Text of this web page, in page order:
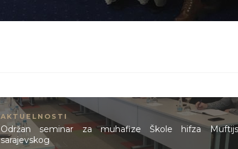
AKTUELNOSTI
Održan seminar za muhafize Škole hifza
sarajevskog